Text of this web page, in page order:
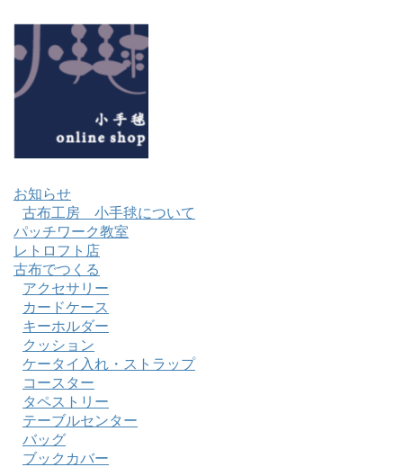
お知らせ
古布工房 小手毬について
パッチワーク教室
レトロフト店
古布でつくる
アクセサリー
カードケース
キーホルダー
クッション
ケータイ入れ・ストラップ
コースター
タペストリー
テーブルセンター
バッグ
ブックカバー